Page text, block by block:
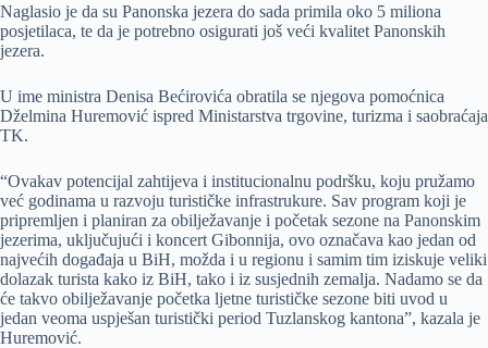
Naglasio je da su Panonska jezera do sada primila oko 5 miliona
posjetilaca, te da je potrebno osigurati još veći kvalitet Panonskih
jezera.
U ime ministra Denisa Bećirovića obratila se njegova pomoćnica
Dželmina Huremović ispred Ministarstva trgovine, turizma i saobraćaja
TK.
“Ovakav potencijal zahtijeva i institucionalnu podršku, koju pružamo
već godinama u razvoju turističke infrastrukure. Sav program koji je
pripremljen i planiran za obilježavanje i početak sezone na Panonskim
jezerima, uključujući i koncert Gibonnija, ovo označava kao jedan od
najvećih događaja u BiH, možda i u regionu i samim tim iziskuje veliki
dolazak turista kako iz BiH, tako i iz susjednih zemalja. Nadamo se da
će takvo obilježavanje početka ljetne turističke sezone biti uvod u
jedan veoma uspješan turistički period Tuzlanskog kantona”, kazala je
Huremović.